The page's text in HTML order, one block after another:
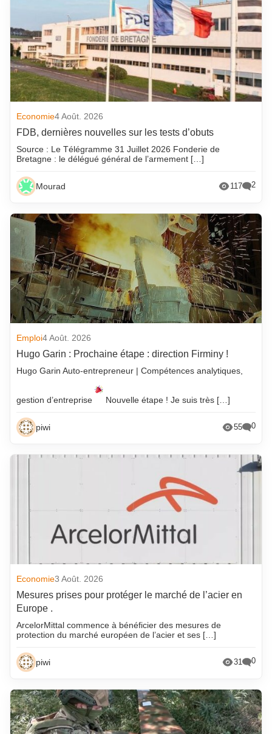
Economie4 Août. 2026
FDB, dernières nouvelles sur les tests d’obuts
Source : Le Télégramme 31 Juillet 2026 Fonderie de
Bretagne : le délégué général de l’armement […]
Mourad 117 2
Emploi4 Août. 2026
Hugo Garin : Prochaine étape : direction Firminy !
Hugo Garin Auto-entrepreneur | Compétences analytiques,
gestion d’entreprise Nouvelle étape ! Je suis très […]
piwi 55 0
Economie3 Août. 2026
Mesures prises pour protéger le marché de l’acier en
Europe .
ArcelorMittal commence à bénéficier des mesures de
protection du marché européen de l’acier et ses […]
piwi 31 0